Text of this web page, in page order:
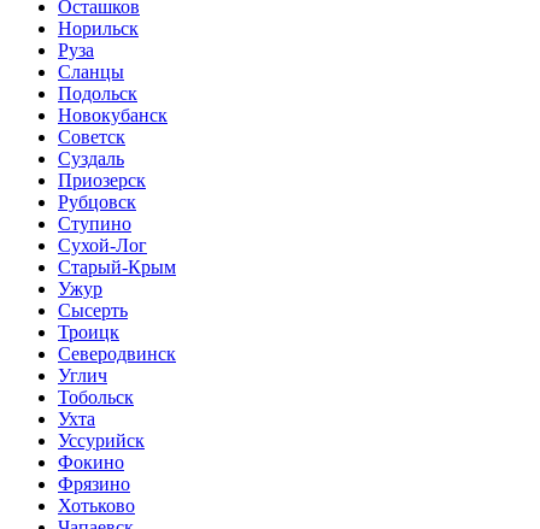
Осташков
Норильск
Руза
Сланцы
Подольск
Новокубанск
Советск
Суздаль
Приозерск
Рубцовск
Ступино
Сухой-Лог
Старый-Крым
Ужур
Сысерть
Троицк
Северодвинск
Углич
Тобольск
Ухта
Уссурийск
Фокино
Фрязино
Хотьково